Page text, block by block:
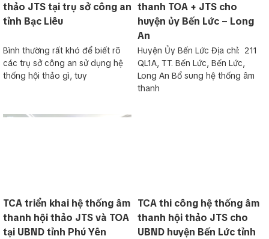
thảo JTS tại trụ sở công an
tỉnh Bạc Liêu
Bình thường rất khó để biết rõ
các trụ sở công an sử dụng hệ
thống hội thảo gì, tuy
thanh TOA + JTS cho
huyện ủy Bến Lức – Long
An
Huyện Ủy Bến Lức Địa chỉ: 211
QL1A, TT. Bến Lức, Bến Lức,
Long An Bổ sung hệ thống âm
thanh
TCA triển khai hệ thống âm
thanh hội thảo JTS và TOA
tại UBND tỉnh Phú Yên
TCA thi công hệ thống âm
thanh hội thảo JTS cho
UBND huyện Bến Lức tỉnh